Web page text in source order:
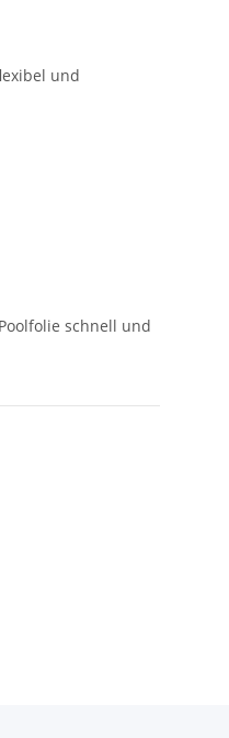
und
schnell und